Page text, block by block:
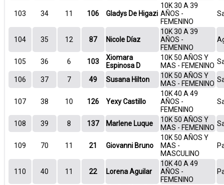
103 34 11 106 Gladys De Higazi
10K 30 A 39
AÑOS -
FEMENINO
104 35 12 87 Nicole Díaz
10K 30 A 39
AÑOS -
FEMENINO
105 36 6 103
Xiomara
Espinosa D
10K 50 AÑOS Y
MAS - FEMENINO
106 37 7 49 Susana Hilton
10K 50 AÑOS Y
MAS - FEMENINO
107 38 10 126 Yexy Castillo
10K 40 A 49
AÑOS -
FEMENINO
108 39 8 137 Marlene Luque
10K 50 AÑOS Y
MAS - FEMENINO
109 70 11 21 Giovanni Bruno
10K 50 AÑOS Y
MAS -
MASCULINO
110 40 11 22 Lorena Aguilar
10K 40 A 49
AÑOS -
FEMENINO